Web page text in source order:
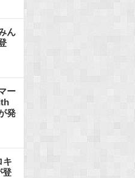
ん
ー
発
キ
登